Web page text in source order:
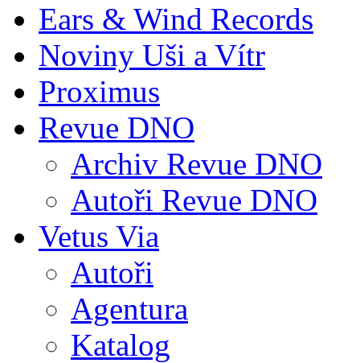
Ears & Wind Records
Noviny Uši a Vítr
Proximus
Revue DNO
Archiv Revue DNO
Autoři Revue DNO
Vetus Via
Autoři
Agentura
Katalog